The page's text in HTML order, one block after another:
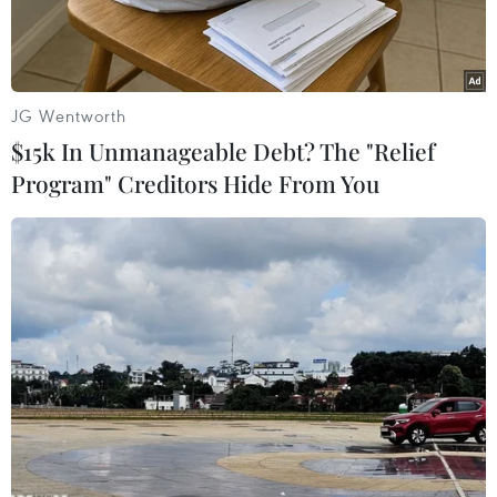
(Nguồn: Europa.eu)
Ngày 8/1, Chủ tịch Ủy ban châu Âu (EC) Ursula
von der Leyen cảnh báo Anh có thể mất quyền
tiếp cận thị trường châu Âu nếu không gia hạn
thời gian đàm phán thỏa thuận thương mại song
JG Wentworth
$15k In Unmanageable Debt? The "Relief
Program" Creditors Hide From You